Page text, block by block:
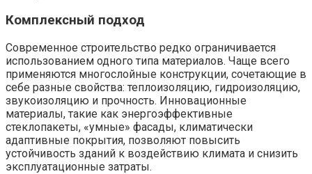
Комплексный подход
Современное строительство редко ограничивается
использованием одного типа материалов. Чаще всего
применяются многослойные конструкции, сочетающие в
себе разные свойства: теплоизоляцию, гидроизоляцию,
звукоизоляцию и прочность. Инновационные
материалы, такие как энергоэффективные
стеклопакеты, «умные» фасады, климатически
адаптивные покрытия, позволяют повысить
устойчивость зданий к воздействию климата и снизить
эксплуатационные затраты.